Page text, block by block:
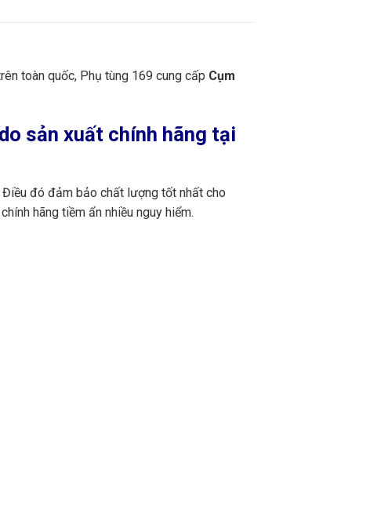
toàn quốc, Phụ tùng 169 cung cấp Cụm
sản xuất chính hãng tại
Điều đó đảm bảo chất lượng tốt nhất cho
hãng tiềm ẩn nhiều nguy hiểm.